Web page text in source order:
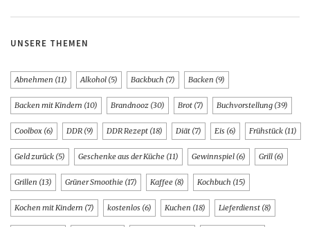
UNSERE THEMEN
Abnehmen (11) Alkohol (5) Backbuch (7) Backen (9)
Backen mit Kindern (10) Brandnooz (30) Brot (7) Buchvorstellung (39)
Coolbox (6) DDR (9) DDR Rezept (18) Diät (7) Eis (6) Frühstück (11)
Geld zurück (5) Geschenke aus der Küche (11) Gewinnspiel (6) Grill (6)
Grillen (13) Grüner Smoothie (17) Kaffee (8) Kochbuch (15)
Kochen mit Kindern (7) kostenlos (6) Kuchen (18) Lieferdienst (8)